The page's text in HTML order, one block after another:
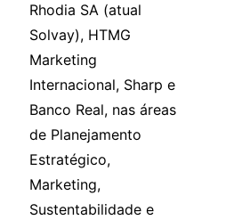
Rhodia SA (atual
Solvay), HTMG
Marketing
Internacional, Sharp e
Banco Real, nas áreas
de Planejamento
Estratégico,
Marketing,
Sustentabilidade e